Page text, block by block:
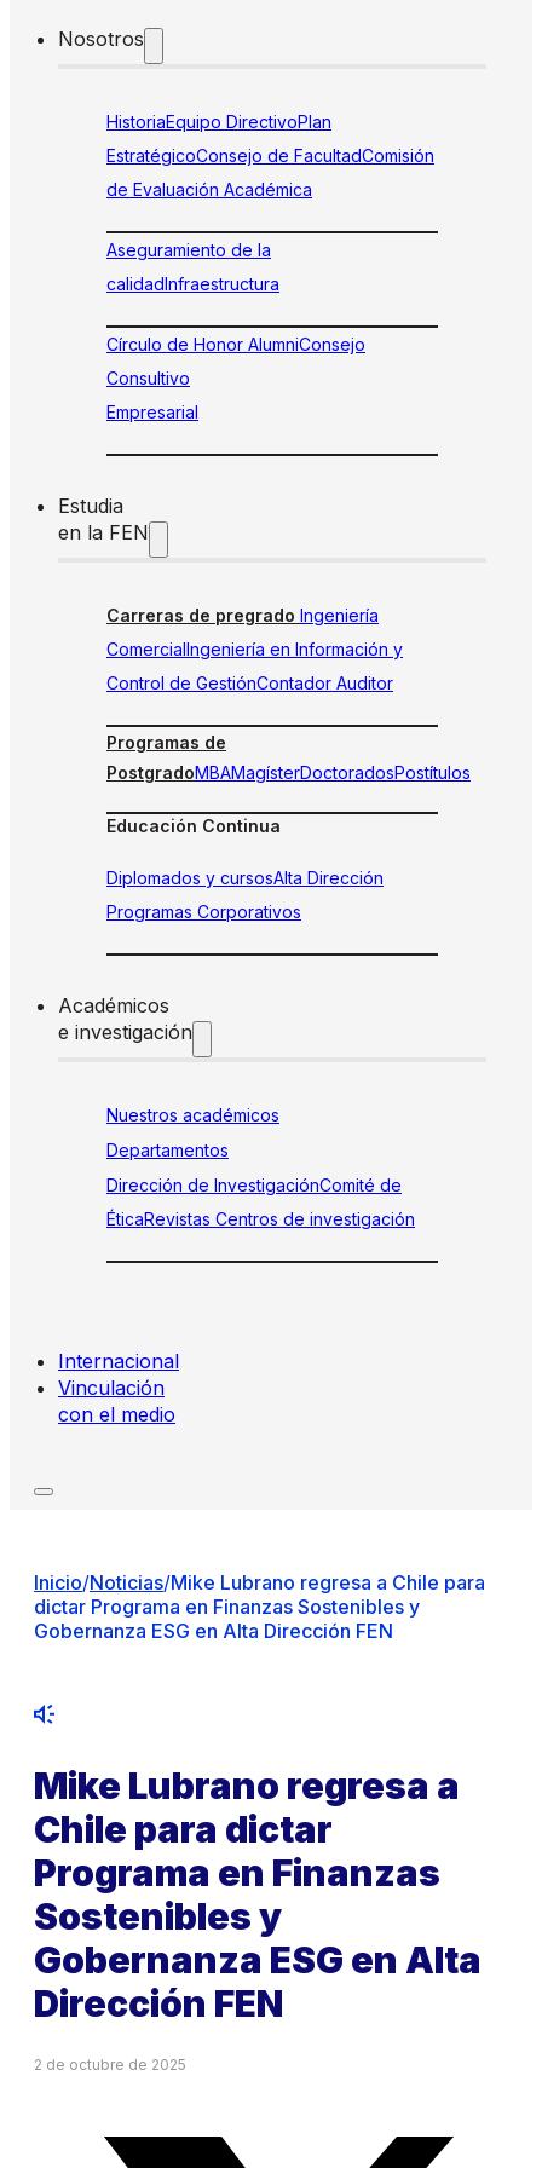
Nosotros
HistoriaEquipo DirectivoPlan
EstratégicoConsejo de FacultadComisión
de Evaluación Académica
Aseguramiento de la
calidadInfraestructura
Círculo de Honor AlumniConsejo
Consultivo
Empresarial
Estudia
en la FEN
Carreras de pregrado Ingeniería
ComercialIngeniería en Información y
Control de GestiónContador Auditor
Programas de
PostgradoMBAMagísterDoctoradosPostítulos
Educación Continua
Diplomados y cursosAlta Dirección
Programas Corporativos
Académicos
e investigación
Nuestros académicos
Departamentos
Dirección de InvestigaciónComité de
ÉticaRevistas Centros de investigación
Internacional
Vinculación
con el medio
Inicio/Noticias/Mike Lubrano regresa a Chile para
dictar Programa en Finanzas Sostenibles y
Gobernanza ESG en Alta Dirección FEN
Mike Lubrano regresa a
Chile para dictar
Programa en Finanzas
Sostenibles y
Gobernanza ESG en Alta
Dirección FEN
2 de octubre de 2025